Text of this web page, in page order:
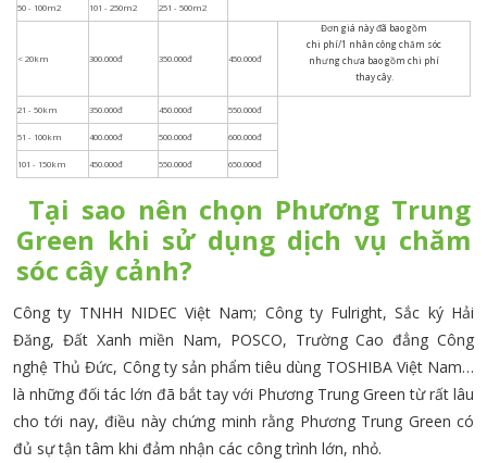
Tại sao nên chọn Phương Trung
Green khi sử dụng dịch vụ chăm
sóc cây cảnh?
Công ty TNHH NIDEC Việt Nam; Công ty Fulright, Sắc ký Hải
Đăng, Đất Xanh miền Nam, POSCO, Trường Cao đẳng Công
nghệ Thủ Đức, Công ty sản phẩm tiêu dùng TOSHIBA Việt Nam…
là những đối tác lớn đã bắt tay với Phương Trung Green từ rất lâu
cho tới nay, điều này chứng minh rằng Phương Trung Green có
đủ sự tận tâm khi đảm nhận các công trình lớn, nhỏ.